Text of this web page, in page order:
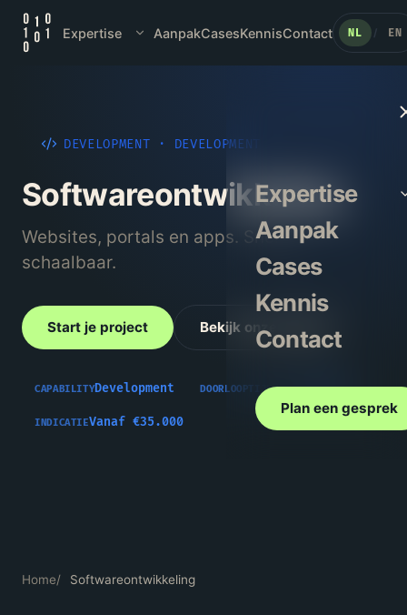
Expertise AanpakCasesKennisContact NL / EN
Expertise
Aanpak
Cases
Kennis
Contact
Plan een gesprek
DEVELOPMENT · DEVELOPMENT
Softwareontwikkeling
Websites, portals en apps. Snel en
schaalbaar.
Start je project Bekijk onze aanpak
CAPABILITYDevelopment DOORLOOPTIJD3–6 maanden
INDICATIEVanaf €35.000
Home/ Softwareontwikkeling